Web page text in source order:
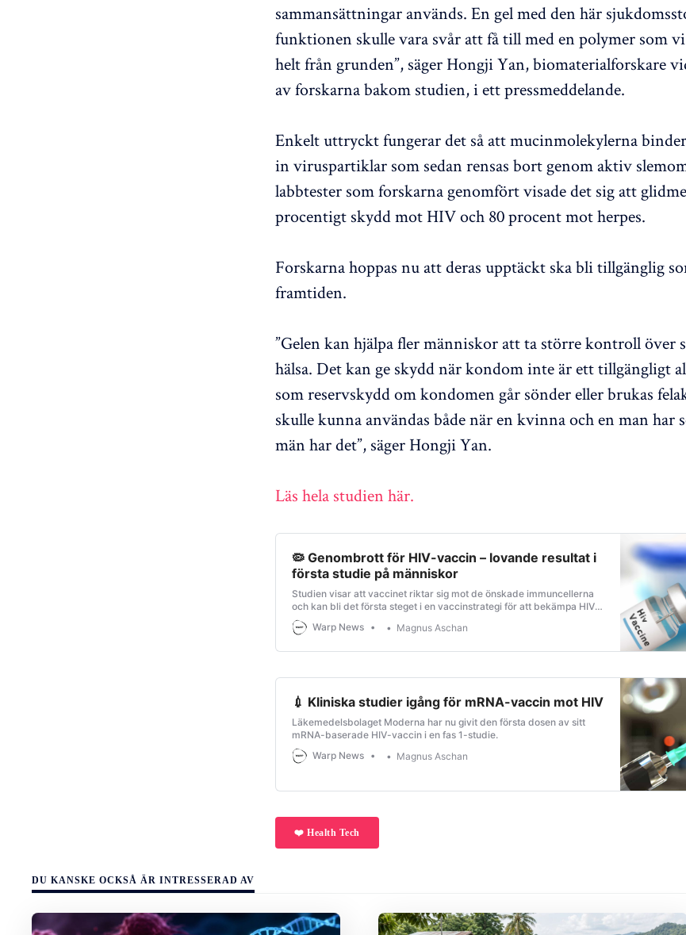
sammansättningar används. En gel med den här
funktionen skulle vara svår att få till med en polymer som
helt från grunden”, säger Hongji Yan, biomaterialforskare
av forskarna bakom studien, i ett pressmeddelande.
Enkelt uttryckt fungerar det så att mucinmolekylerna
in viruspartiklar som sedan rensas bort genom aktiv
labbtester som forskarna genomfört visade det sig att
procentigt skydd mot HIV och 80 procent mot herpes.
Forskarna hoppas nu att deras upptäckt ska bli tillgänglig
framtiden.
”Gelen kan hjälpa fler människor att ta större kontroll över
hälsa. Det kan ge skydd när kondom inte är ett tillgängligt
som reservskydd om kondomen går sönder eller brukas
skulle kunna användas både när en kvinna och en man har
män har det”, säger Hongji Yan.
Läs hela studien här.
🦠 Genombrott för HIV-vaccin – lovande resultat i
första studie på människor
Studien visar att vaccinet riktar sig mot de önskade immuncellerna
och kan bli det första steget i en vaccinstrategi för att bekämpa HIV
och andra virussjukdomar.
Warp News Magnus Aschan
💉 Kliniska studier igång för mRNA-vaccin mot HIV
Läkemedelsbolaget Moderna har nu givit den första dosen av sitt
mRNA-baserade HIV-vaccin i en fas 1-studie.
Warp News
Magnus Aschan
❤️ Health Tech
DU KANSKE OCKSÅ ÄR INTRESSERAD AV